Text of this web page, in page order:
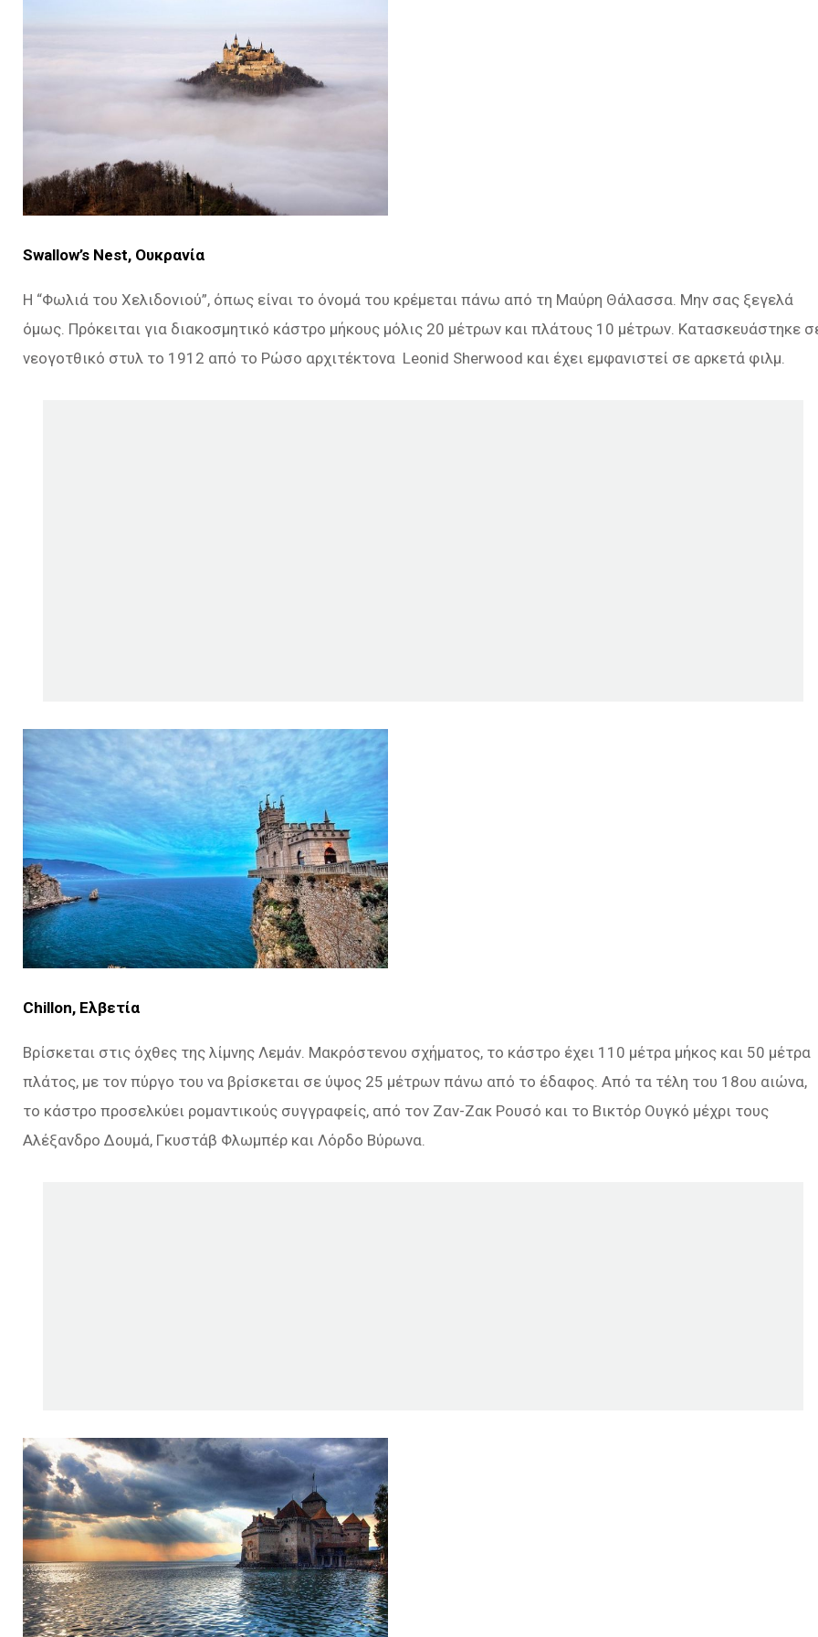
Swallow’s Nest, Ουκρανία
Η “Φωλιά του Χελιδονιού”, όπως είναι το όνομά του κρέμεται πάνω από τη Μαύρη Θάλασσα. Μην σας ξεγελά
όμως. Πρόκειται για διακοσμητικό κάστρο μήκους μόλις 20 μέτρων και πλάτους 10 μέτρων. Κατασκευάστηκε
νεογοτθικό στυλ το 1912 από το Ρώσο αρχιτέκτονα Leonid Sherwood και έχει εμφανιστεί σε αρκετά φιλμ.
Chillon, Ελβετία
Βρίσκεται στις όχθες της λίμνης Λεμάν. Μακρόστενου σχήματος, το κάστρο έχει 110 μέτρα μήκος και 50 μέτρα
πλάτος, με τον πύργο του να βρίσκεται σε ύψος 25 μέτρων πάνω από το έδαφος. Από τα τέλη του 18ου αιώνα,
το κάστρο προσελκύει ρομαντικούς συγγραφείς, από τον Ζαν-Ζακ Ρουσό και το Βικτόρ Ουγκό μέχρι τους
Αλέξανδρο Δουμά, Γκυστάβ Φλωμπέρ και Λόρδο Βύρωνα.